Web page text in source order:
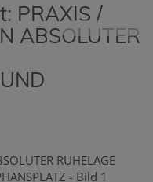
PRAXIS /
ABSOLUTER